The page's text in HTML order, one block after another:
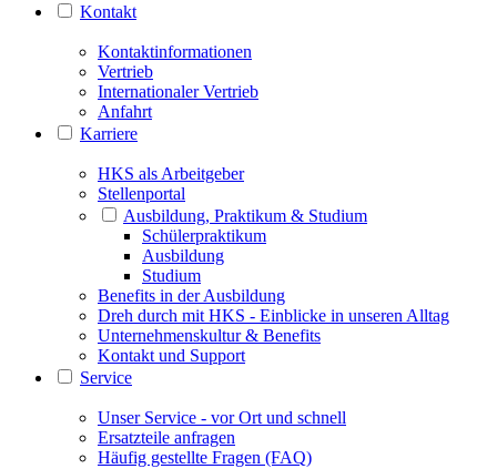
Kontakt
Kontaktinformationen
Vertrieb
Internationaler Vertrieb
Anfahrt
Karriere
HKS als Arbeitgeber
Stellenportal
Ausbildung, Praktikum & Studium
Schülerpraktikum
Ausbildung
Studium
Benefits in der Ausbildung
Dreh durch mit HKS - Einblicke in unseren Alltag
Unternehmenskultur & Benefits
Kontakt und Support
Service
Unser Service - vor Ort und schnell
Ersatzteile anfragen
Häufig gestellte Fragen (FAQ)